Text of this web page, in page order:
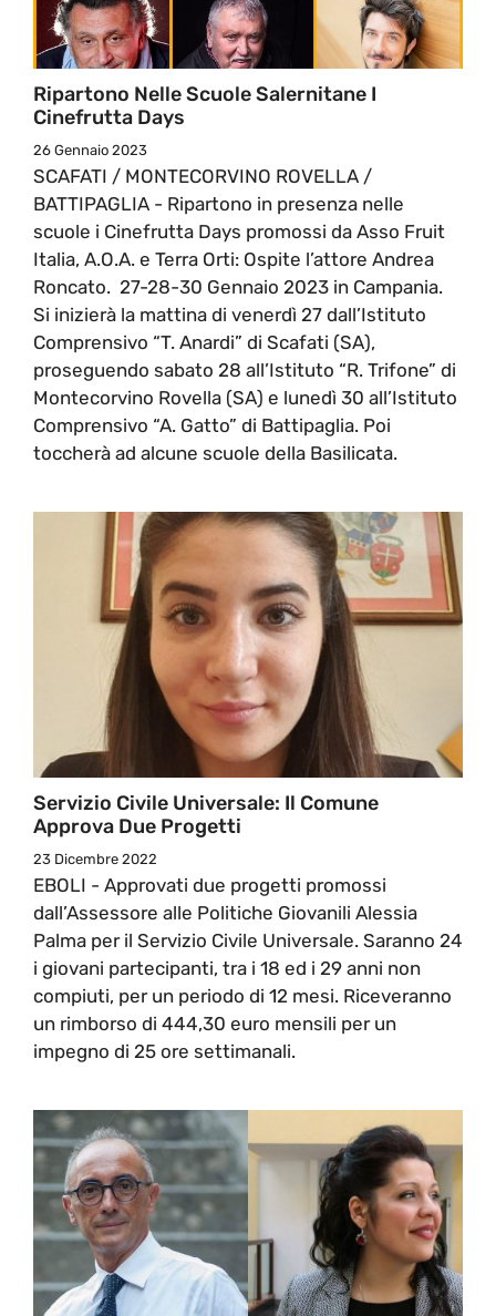
Ripartono Nelle Scuole Salernitane I
Cinefrutta Days
26 Gennaio 2023
SCAFATI / MONTECORVINO ROVELLA /
BATTIPAGLIA - Ripartono in presenza nelle
scuole i Cinefrutta Days promossi da Asso Fruit
Italia, A.O.A. e Terra Orti: Ospite l’attore Andrea
Roncato. 27-28-30 Gennaio 2023 in Campania.
Si inizierà la mattina di venerdì 27 dall’Istituto
Comprensivo “T. Anardi” di Scafati (SA),
proseguendo sabato 28 all’Istituto “R. Trifone” di
Montecorvino Rovella (SA) e lunedì 30 all’Istituto
Comprensivo “A. Gatto” di Battipaglia. Poi
toccherà ad alcune scuole della Basilicata.
Servizio Civile Universale: Il Comune
Approva Due Progetti
23 Dicembre 2022
EBOLI - Approvati due progetti promossi
dall’Assessore alle Politiche Giovanili Alessia
Palma per il Servizio Civile Universale. Saranno 24
i giovani partecipanti, tra i 18 ed i 29 anni non
compiuti, per un periodo di 12 mesi. Riceveranno
un rimborso di 444,30 euro mensili per un
impegno di 25 ore settimanali.